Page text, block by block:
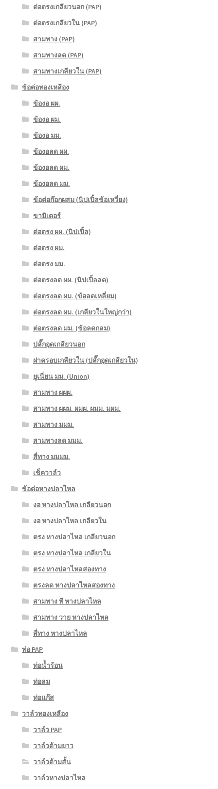
ต่อตรงเกลียวนอก (PAP)
ต่อตรงเกลียวใน (PAP)
สามทาง (PAP)
สามทางลด (PAP)
สามทางเกลียวใน (PAP)
ข้อต่อทองเหลือง
ข้องอ ผผ.
ข้องอ ผม.
ข้องอ มม.
ข้องอลด ผผ.
ข้องอลด ผม.
ข้องอลด มม.
ข้อต่อก๊อกผสม (นิปเปิ้ลข้อเหวี่ยง)
ขามิเตอร์
ต่อตรง ผผ. (นิปเปิ้ล)
ต่อตรง ผม.
ต่อตรง มม.
ต่อตรงลด ผผ. (นิปเปิ้ลลด)
ต่อตรงลด ผม. (ข้อลดเหลี่ยม)
ต่อตรงลด ผม. (เกลียวในใหญ่กว่า)
ต่อตรงลด มม. (ข้อลดกลม)
ปลั๊กอุดเกลียวนอก
ฝาครอบเกลียวใน (ปลั๊กอุดเกลียวใน)
ยูเนี่ยน มม. (Union)
สามทาง ผผผ.
สามทาง ผผม. ผมผ. ผมม. มผม.
สามทาง มมม.
สามทางลด มมม.
สี่ทาง มมมม.
เช็ควาล์ว
ข้อต่อหางปลาไหล
งอ หางปลาไหล เกลียวนอก
งอ หางปลาไหล เกลียวใน
ตรง หางปลาไหล เกลียวนอก
ตรง หางปลาไหล เกลียวใน
ตรง หางปลาไหลสองทาง
ตรงลด หางปลาไหลสองทาง
สามทาง ที หางปลาไหล
สามทาง วาย หางปลาไหล
สี่ทาง หางปลาไหล
ท่อ PAP
ท่อน้ำร้อน
ท่อลม
ท่อแก๊ส
วาล์วทองเหลือง
วาล์ว PAP
วาล์วด้ามยาว
วาล์วด้ามสั้น
วาล์วหางปลาไหล